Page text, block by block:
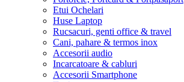
Etui Ochelari
Huse Laptop
Rucsacuri, genti office & travel
Cani, pahare & termos inox
Accesorii audio
Incarcatoare & cabluri
Accesorii Smartphone